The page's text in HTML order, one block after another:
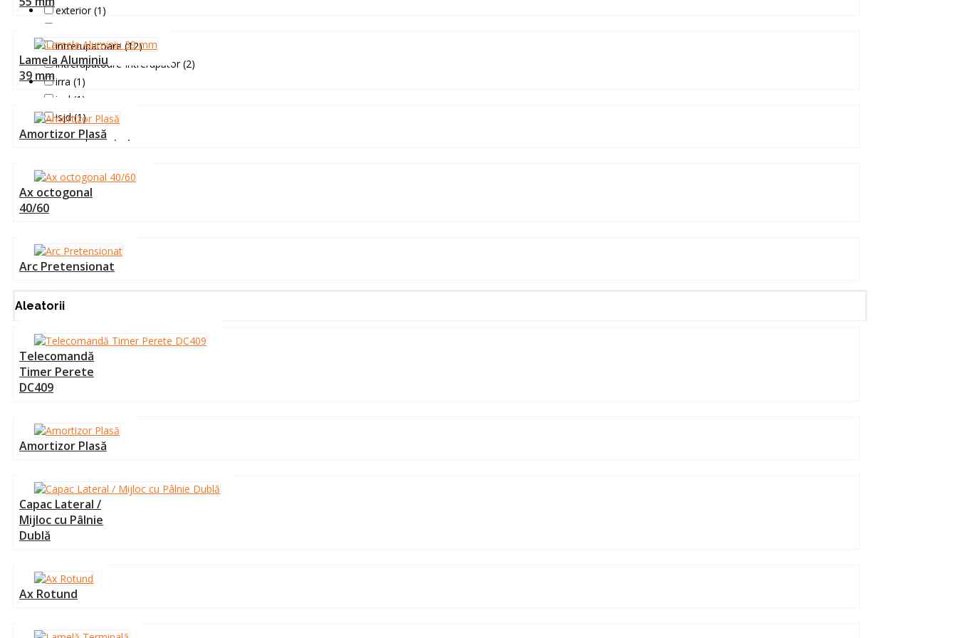
exterior (1)
intrerupatoare (12)
intrerupatoare Întrerupător (2)
irra (1)
irrd (1)
isjd (1)
întrerupător (11)
Lamela Aluminiu
39 mm
Amortizor Plasă
Ax octogonal
40/60
Arc Pretensionat
Aleatorii
Telecomandă
Timer Perete
DC409
Amortizor Plasă
Capac Lateral /
Mijloc cu Pâlnie
Dublă
Ax Rotund